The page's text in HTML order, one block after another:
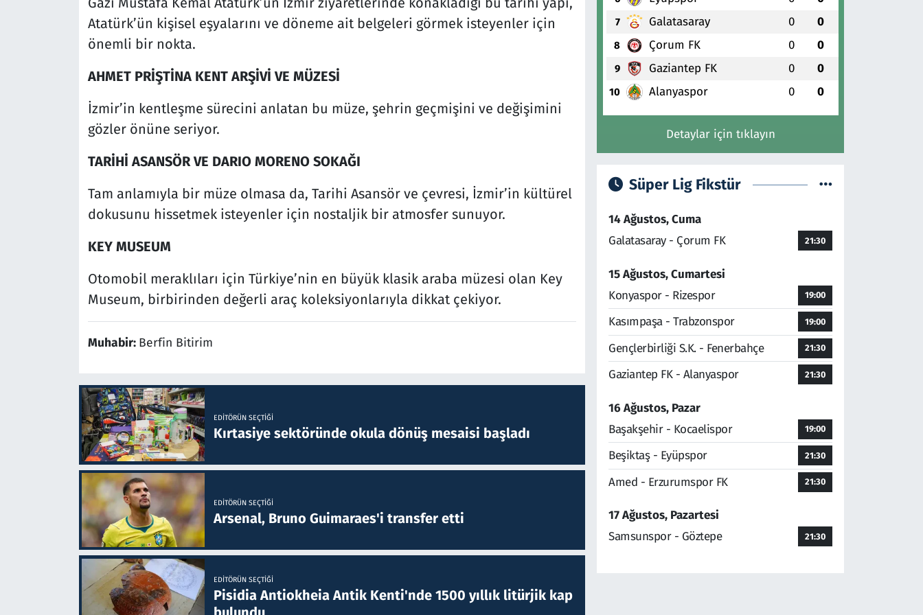
Atatürk’ün kişisel eşyalarını ve döneme ait belgeleri görmek isteyenler için
önemli bir nokta.
AHMET PRİŞTİNA KENT ARŞİVİ VE MÜZESİ
İzmir’in kentleşme sürecini anlatan bu müze, şehrin geçmişini ve değişimini
gözler önüne seriyor.
TARİHİ ASANSÖR VE DARIO MORENO SOKAĞI
Tam anlamıyla bir müze olmasa da, Tarihi Asansör ve çevresi, İzmir’in kültürel
dokusunu hissetmek isteyenler için nostaljik bir atmosfer sunuyor.
KEY MUSEUM
Otomobil meraklıları için Türkiye’nin en büyük klasik araba müzesi olan Key
Museum, birbirinden değerli araç koleksiyonlarıyla dikkat çekiyor.
Muhabir: Berfin Bitirim
EDITÖRÜN SEÇTIĞI
Kırtasiye sektöründe okula dönüş mesaisi başladı
EDITÖRÜN SEÇTIĞI
Arsenal, Bruno Guimaraes'i transfer etti
EDITÖRÜN SEÇTIĞI
Pisidia Antiokheia Antik Kenti'nde 1500 yıllık litürjik kap
7 Galatasaray 0 0
8 Çorum FK 0 0
9 Gaziantep FK 0 0
10 Alanyaspor 0 0
Detaylar için tıklayın
Süper Lig Fikstür
14 Ağustos, Cuma
Galatasaray - Çorum FK
21:30
15 Ağustos, Cumartesi
Konyaspor - Rizespor
19:00
Kasımpaşa - Trabzonspor 19:00
Gençlerbirliği S.K. - Fenerbahçe 21:30
Gaziantep FK - Alanyaspor 21:30
16 Ağustos, Pazar
Başakşehir - Kocaelispor
19:00
Beşiktaş - Eyüpspor 21:30
Amed - Erzurumspor FK 21:30
17 Ağustos, Pazartesi
Samsunspor - Göztepe
21:30